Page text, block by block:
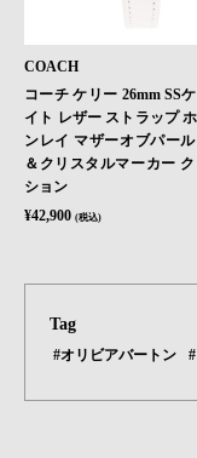
COACH
コーチ ケリー 26mm SS
イト レザー ストラップ
ンレイ マザーオブパー
＆クリスタルマーカー
ション
¥42,900 (税込)
Tag
#オリビアバートン